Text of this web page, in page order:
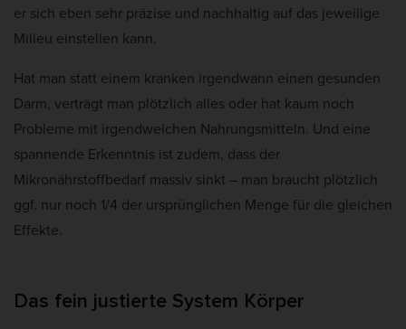
er sich eben sehr präzise und nachhaltig auf das jeweilige
Milieu einstellen kann.
Hat man statt einem kranken irgendwann einen gesunden
Darm, verträgt man plötzlich alles oder hat kaum noch
Probleme mit irgendwelchen Nahrungsmitteln. Und eine
spannende Erkenntnis ist zudem, dass der
Mikronährstoffbedarf massiv sinkt – man braucht plötzlich
ggf. nur noch 1/4 der ursprünglichen Menge für die gleichen
Effekte.
Das fein justierte System Körper